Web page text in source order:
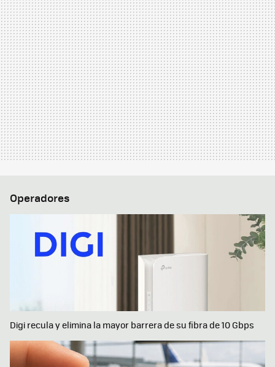
Operadores
Digi recula y elimina la mayor barrera de su fibra de 10 Gbps